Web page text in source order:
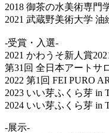
2018 御茶の水美術専門
2021 武蔵野美術大学
-受賞・入選-
2021 かわうそ新人賞
第31回 全日本アートサ
2022 第1回 FEI PURO
2023 いい芽ふくら芽 in
2024 いい芽ふくら芽 in
-展示-